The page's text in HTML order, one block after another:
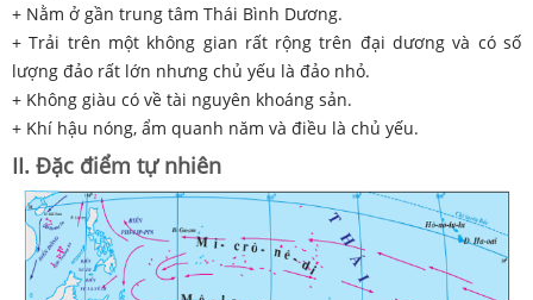
+ Nằm ở gần trung tâm Thái Bình Dương.
+ Trải trên một không gian rất rộng trên đại dương và có số
lượng đảo rất lớn nhưng chủ yếu là đảo nhỏ.
+ Không giàu có về tài nguyên khoáng sản.
+ Khí hậu nóng, ẩm quanh năm và điều là chủ yếu.
II. Đặc điểm tự nhiên